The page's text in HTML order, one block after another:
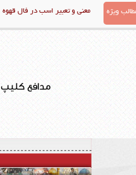
ویژه معنی و تعبیر اسب در فال قهوه
مدافع کلیپ